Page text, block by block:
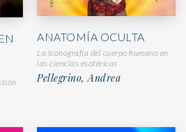
ANATOMÍA OCULTA
La iconografía del cuerpo humano en
las ciencias esotéricas
Pellegrino, Andrea